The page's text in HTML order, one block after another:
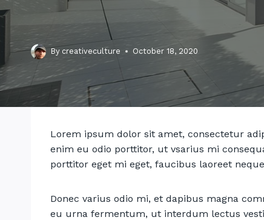
By creativeculture October 18, 2020
Lorem ipsum dolor sit amet, consectetur
enim eu odio porttitor, ut vsarius mi
porttitor eget mi eget, faucibus laoreet
Donec varius odio mi, et dapibus magna
eu urna fermentum, ut interdum lectus